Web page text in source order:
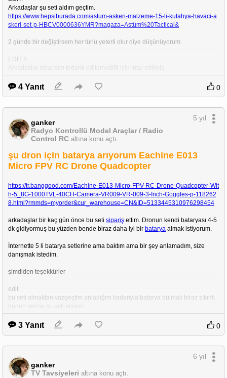
Arkadaşlar şu seti aldım geçtim.
https://www.hepsiburada.com/astum-askeri-malzeme-15-li-kutahya-havaci-a
skeri-set-p-HBCV0000636YMR?magaza=Astüm%20Tactical&
2 günde bir değiştirsem her türlü yeterli olur diye düşünüyorum.
EDİT 2:
Arkadaşlar siparişim tedarik edilemediği için iptal edilmiş.
Alttaki arkadaşın dediği gibi ihtiyaç halinde direk kantinden vergisiz almak
daha mantıklı.
4 Yanıt 0
ganker
Radyo Kontrollü Model Araçlar / Radio
Control RC altına konu açtı.
5 yıl
şu dron için batarya arıyorum Eachine E013
Micro FPV RC Drone Quadcopter
https://tr.banggood.com/Eachine-E013-Micro-FPV-RC-Drone-Quadcopter-Wit
h-5_8G-1000TVL-40CH-Camera-VR009-VR-009-3-Inch-Goggles-p-118262
8.html?rmmds=myorder&cur_warehouse=CN&ID=5133445310976298454
arkadaşlar bir kaç gün önce bu seti sipariş ettim. Dronun kendi bataryası 4-5
dk gidiyormuş bu yüzden bende biraz daha iyi bir batarya almak istiyorum.
İnternette 5 li batarya setlerine ama baktım ama bir şey anlamadım, size
danışmak istedim.
şimdiden teşekkürler
edit:
bu seti almaktan vazgeçtim anladığım kadarıyla batarya bulmak biraz sıkıntı
https://tr.banggood.com/Eachine-Novice-II-V2_0-1-2S-2_5-Inch-Toothpick-FP
3 Yanıt 0
ganker
TV Tavsiyeleri altına konu açtı.
6 yıl